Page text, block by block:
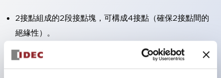
2接點組成的2段接點塊，可構成4接點（確保2接點間的
絕緣性）。
面板深度39.9mm（※11段接點塊）、59.9mm（※22段
接點塊）。可實現省空間設計。